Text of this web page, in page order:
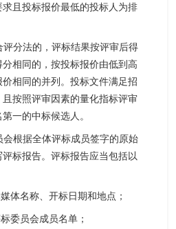
且投标报价最低的投标人为排
分法的，评标结果按评审后得
相同的，按投标报价由低到高
相同的并列。投标文件满足招
按照评审因素的量化指标评审
一的中标候选人。
根据全体评标成员签字的原始
标报告。评标报告应当包括以
体名称、开标日期和地点；
委员会成员名单；